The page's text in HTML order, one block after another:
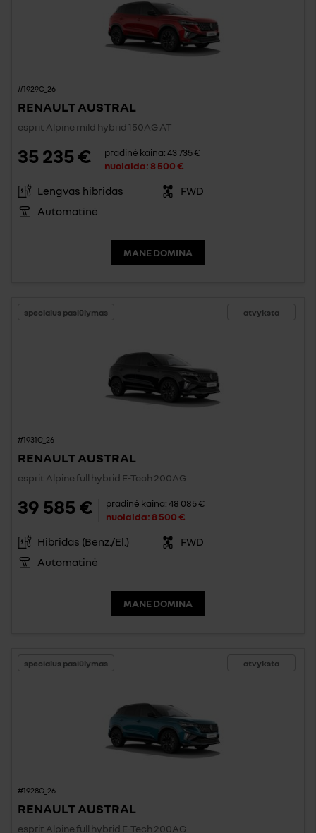
#1929C_26
RENAULT AUSTRAL
esprit Alpine mild hybrid 150AG AT
35 235 € pradinė kaina:43 735 €
nuolaida:8 500 €
Lengvas hibridas
FWD
Automatinė
MANE DOMINA
atvyksta
specialus pasiūlymas
#1931C_26
RENAULT AUSTRAL
esprit Alpine full hybrid E-Tech 200AG
39 585 € pradinė kaina:48 085 €
nuolaida:8 500 €
Hibridas (Benz./El.)
FWD
Automatinė
MANE DOMINA
atvyksta
specialus pasiūlymas
#1928C_26
RENAULT AUSTRAL
esprit Alpine full hybrid E-Tech 200AG